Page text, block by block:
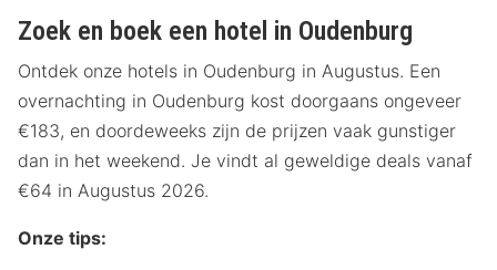
Zoek en boek een hotel in Oudenburg
Ontdek onze hotels in Oudenburg in Augustus. Een
overnachting in Oudenburg kost doorgaans ongeveer
€183, en doordeweeks zijn de prijzen vaak gunstiger
dan in het weekend. Je vindt al geweldige deals vanaf
€64 in Augustus 2026.
Onze tips: